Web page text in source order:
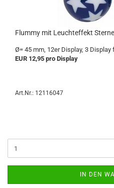
Flummy mit Leuchteffekt Sterne
Ø= 45 mm, 12er Display, 3 Display
EUR 12,95 pro Display
Art.Nr.: 12116047
IN DEN